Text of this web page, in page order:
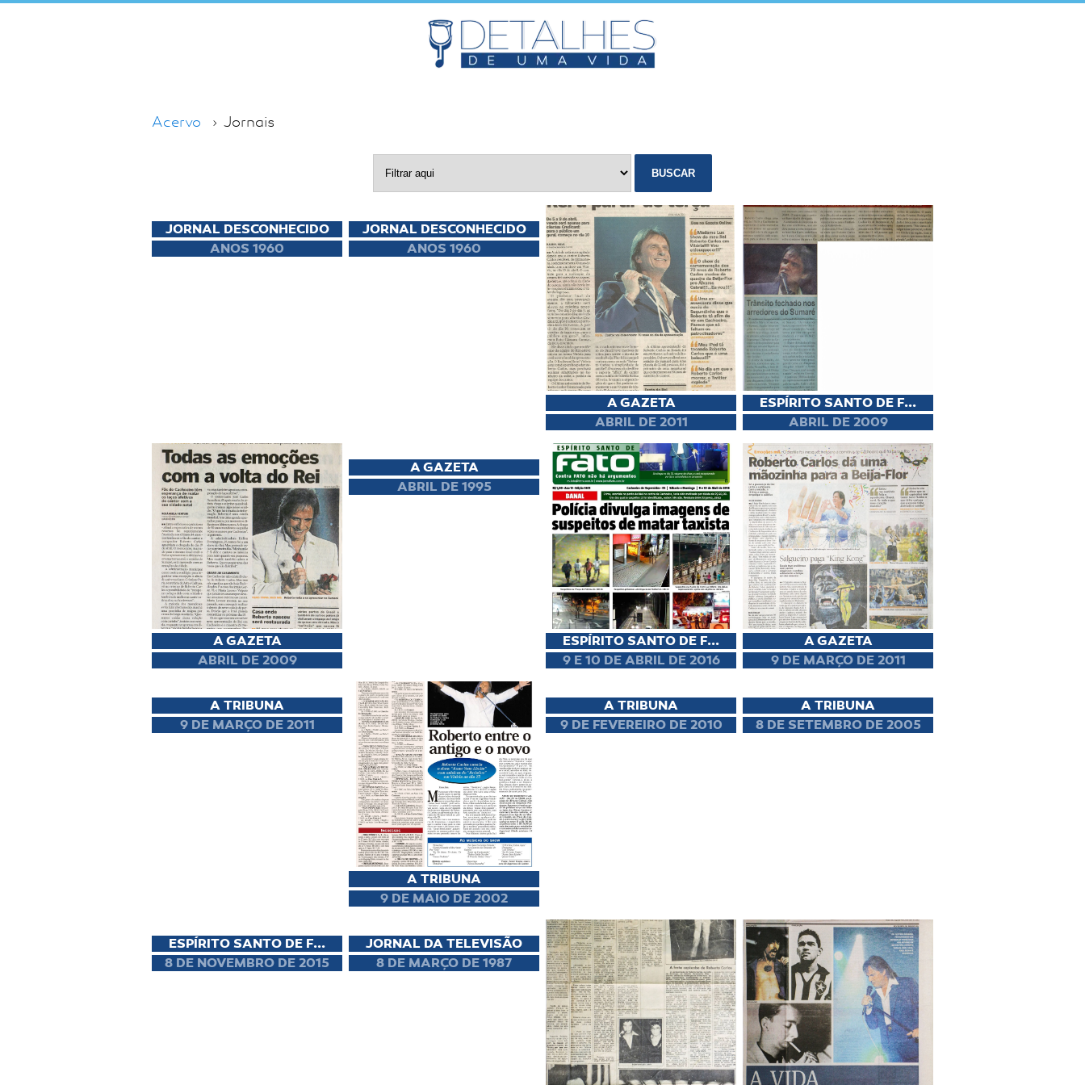
Acervo Jornais
BUSCAR
JORNAL DESCONHECIDO
ANOS 1960
JORNAL DESCONHECIDO
ANOS 1960
A GAZETA
ABRIL DE 2011
ESPÍRITO SANTO DE F...
ABRIL DE 2009
A GAZETA
ABRIL DE 2009
A GAZETA
ABRIL DE 1995
ESPÍRITO SANTO DE F...
9 E 10 DE ABRIL DE 2016
A GAZETA
9 DE MARÇO DE 2011
A TRIBUNA
9 DE MARÇO DE 2011
A TRIBUNA
9 DE MAIO DE 2002
A TRIBUNA
9 DE FEVEREIRO DE 2010
A TRIBUNA
8 DE SETEMBRO DE 2005
ESPÍRITO SANTO DE F...
8 DE NOVEMBRO DE 2015
JORNAL DA TELEVISÃO
8 DE MARÇO DE 1987